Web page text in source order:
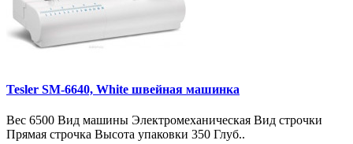
Tesler SM-6640, White швейная машинка
Вес 6500 Вид машины Электромеханическая Вид строчки
Прямая строчка Высота упаковки 350 Глуб..